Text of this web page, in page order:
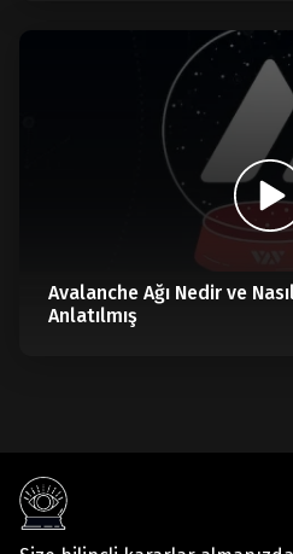
Avalanche Ağı Nedir ve
Anlatılmış